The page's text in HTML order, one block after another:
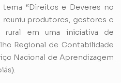
tema “Direitos e Deveres no
produtores, gestores e
rural em uma iniciativa de
Regional de Contabilidade
Nacional de Aprendizagem